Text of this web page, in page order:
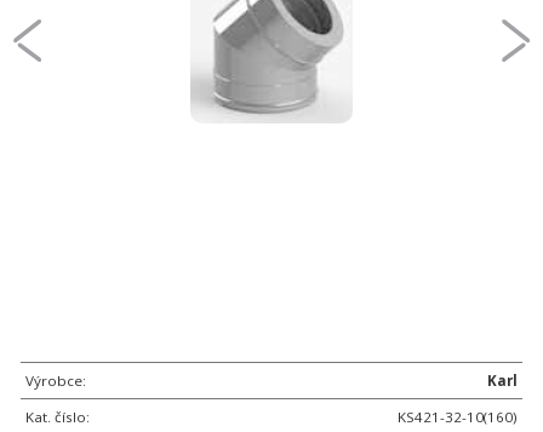
Výrobce:
Karl
Kat. číslo:
KS421-32-10(160)